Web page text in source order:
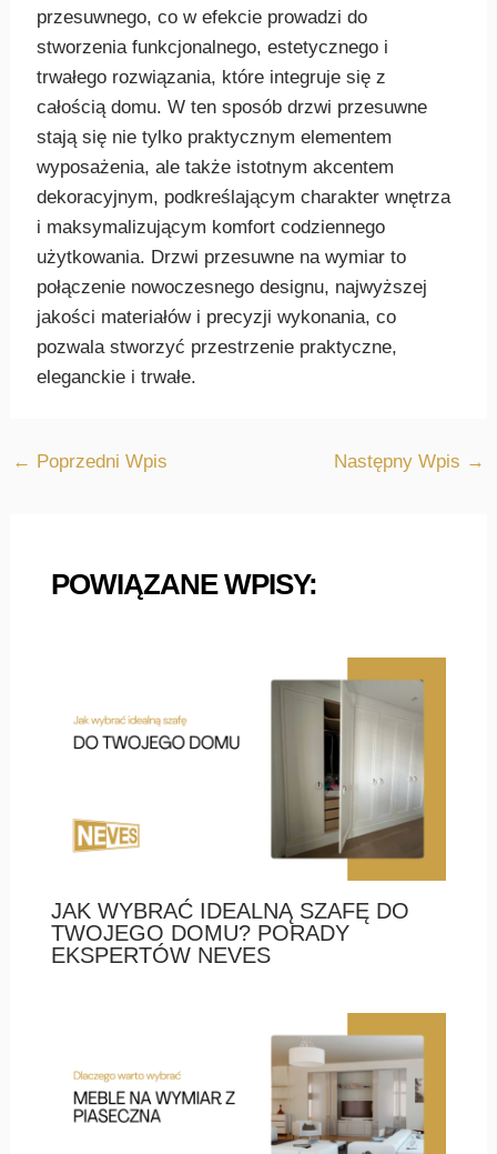
przesuwnego, co w efekcie prowadzi do
stworzenia funkcjonalnego, estetycznego i
trwałego rozwiązania, które integruje się z
całością domu. W ten sposób drzwi przesuwne
stają się nie tylko praktycznym elementem
wyposażenia, ale także istotnym akcentem
dekoracyjnym, podkreślającym charakter wnętrza
i maksymalizującym komfort codziennego
użytkowania. Drzwi przesuwne na wymiar to
połączenie nowoczesnego designu, najwyższej
jakości materiałów i precyzji wykonania, co
pozwala stworzyć przestrzenie praktyczne,
eleganckie i trwałe.
← Poprzedni Wpis Następny Wpis →
POWIĄZANE WPISY:
JAK WYBRAĆ IDEALNĄ SZAFĘ DO
TWOJEGO DOMU? PORADY
EKSPERTÓW NEVES